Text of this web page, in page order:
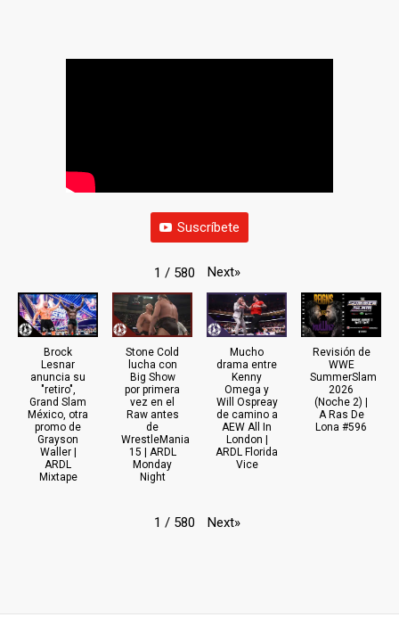
Suscríbete
1 / 580 Next»
Brock
Lesnar
anuncia su
"retiro",
Grand Slam
México, otra
promo de
Grayson
Waller |
ARDL
Mixtape
Stone Cold
lucha con
Big Show
por primera
vez en el
Raw antes
de
WrestleMania
15 | ARDL
Monday
Night
Mucho
drama entre
Kenny
Omega y
Will Ospreay
de camino a
AEW All In
London |
ARDL Florida
Vice
Revisión de
WWE
SummerSlam
2026
(Noche 2) |
A Ras De
Lona #596
1 / 580 Next»